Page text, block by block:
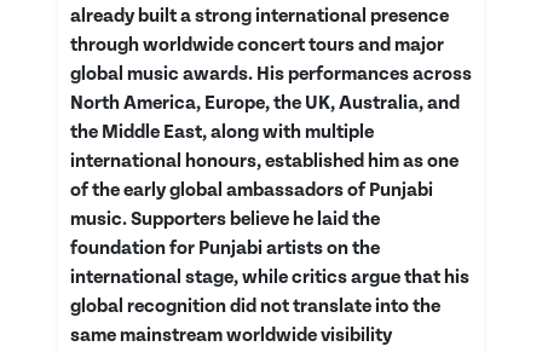
already built a strong international presence
through worldwide concert tours and major
global music awards. His performances across
North America, Europe, the UK, Australia, and
the Middle East, along with multiple
international honours, established him as one
of the early global ambassadors of Punjabi
music. Supporters believe he laid the
foundation for Punjabi artists on the
international stage, while critics argue that his
global recognition did not translate into the
same mainstream worldwide visibility